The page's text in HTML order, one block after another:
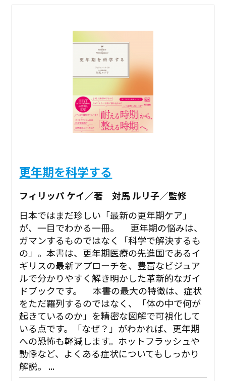
更年期を科学する
フィリッパ ケイ／著 対馬 ルリ子／監修
日本ではまだ珍しい「最新の更年期ケア」
が、一目でわかる一冊。 更年期の悩みは、
ガマンするものではなく「科学で解決するも
の」。本書は、更年期医療の先進国であるイ
ギリスの最新アプローチを、豊富なビジュア
ルで分かりやすく解き明かした革新的なガイ
ドブックです。 本書の最大の特徴は、症状
をただ羅列するのではなく、「体の中で何が
起きているのか」を精密な図解で可視化して
いる点です。「なぜ？」がわかれば、更年期
への恐怖も軽減します。ホットフラッシュや
動悸など、よくある症状についてもしっかり
解説。 ...